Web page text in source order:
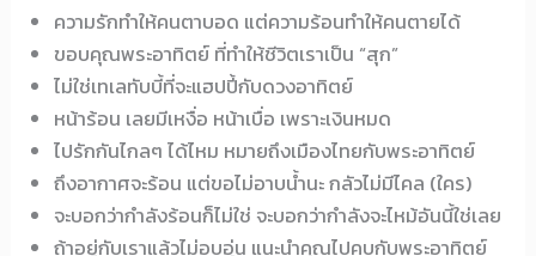
ความรักทำให้คนตาบอด แต่ความร้อนทำให้คนตายได้
ขอบคุณพระอาทิตย์ ที่ทำให้ชีวิตเราเป็น “สุก”
ไม่ใช่เทเลทับบี้ที่จะแฮปปี้กับดวงอาทิตย์
หน้าร้อน เลยมีเหงื่อ หน้าเบื่อ เพราะเงินหมด
ไปรักกันไกลๆ ได้ไหม หมายถึงเมืองไทยกับพระอาทิตย์
ถึงอากาศจะร้อน แต่ขอไม่อาบน้ำนะ กลัวไม่มีไคล (ใคร)
จะบอกว่ากำลังร้อนก็ไม่ใช่ จะบอกว่ากำลังจะไหม้อันนี้ใช่เลย
ถ้าอยู่กับเราแล้วไม่อบอุ่น แนะนำคุณไปคบกับพระอาทิตย์